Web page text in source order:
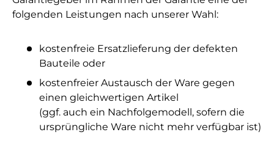
folgenden Leistungen nach unserer Wahl:
kostenfreie Ersatzlieferung der defekten
Bauteile oder
kostenfreier Austausch der Ware gegen
einen gleichwertigen Artikel
(ggf. auch ein Nachfolgemodell, sofern die
ursprüngliche Ware nicht mehr verfügbar ist)